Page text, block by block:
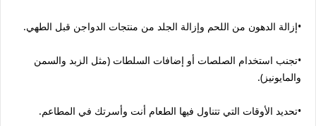
•إزالة الدهون من اللحم وإزالة الجلد من منتجات الدواجن قبل الطهي.
•تجنب استخدام الصلصات أو إضافات السلطات (مثل الزبد والسمن
والمايونيز).
•تحديد الأوقات التي تتناول فيها الطعام أنت وأسرتك في المطاعم.